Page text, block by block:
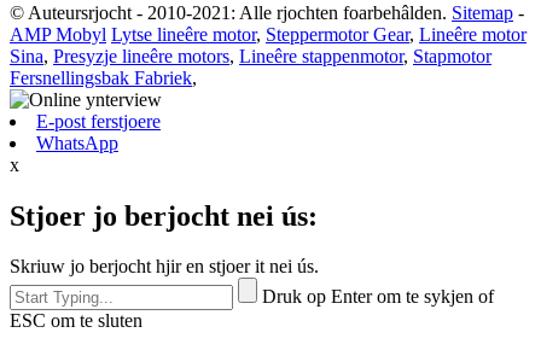
© Auteursrjocht - 2010-2021: Alle rjochten foarbehâlden. Sitemap -
AMP Mobyl Lytse lineêre motor, Steppermotor Gear, Lineêre motor
Sina, Presyzje lineêre motors, Lineêre stappenmotor, Stapmotor
Fersnellingsbak Fabriek,
E-post ferstjoere
WhatsApp
x
Stjoer jo berjocht nei ús:
Skriuw jo berjocht hjir en stjoer it nei ús.
Druk op Enter om te sykjen of
ESC om te sluten